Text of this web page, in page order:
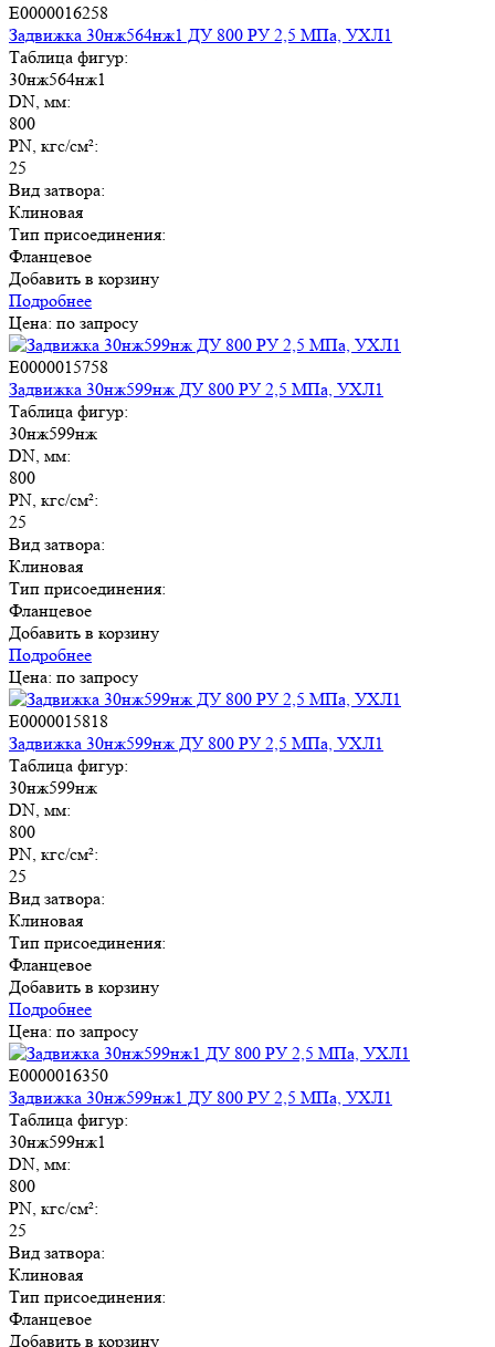
E0000016258
Задвижка 30нж564нж1 ДУ 800 РУ 2,5 МПа, УХЛ1
Таблица фигур:
30нж564нж1
DN, мм:
800
PN, кгс/см²:
25
Вид затвора:
Клиновая
Тип присоединения:
Фланцевое
Добавить в корзину
Подробнее
Цена: по запросу
E0000015758
Задвижка 30нж599нж ДУ 800 РУ 2,5 МПа, УХЛ1
Таблица фигур:
30нж599нж
DN, мм:
800
PN, кгс/см²:
25
Вид затвора:
Клиновая
Тип присоединения:
Фланцевое
Добавить в корзину
Подробнее
Цена: по запросу
E0000015818
Задвижка 30нж599нж ДУ 800 РУ 2,5 МПа, УХЛ1
Таблица фигур:
30нж599нж
DN, мм:
800
PN, кгс/см²:
25
Вид затвора:
Клиновая
Тип присоединения:
Фланцевое
Добавить в корзину
Подробнее
Цена: по запросу
E0000016350
Задвижка 30нж599нж1 ДУ 800 РУ 2,5 МПа, УХЛ1
Таблица фигур:
30нж599нж1
DN, мм:
800
PN, кгс/см²:
25
Вид затвора:
Клиновая
Тип присоединения:
Фланцевое
Добавить в корзину